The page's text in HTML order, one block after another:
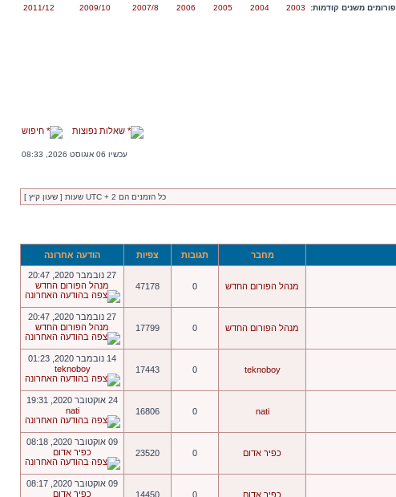
פורומים משנים קודמות: 2003
2004
2005
2006
2007/8
2009/10
2011/12
שאלות נפוצות חיפוש
עכשיו 06 אוגוסט 2026, 08:33
כל הזמנים הם UTC + 2 שעות [ שעון קיץ ]
מחבר תגובות צפיות הודעה אחרונה
מנהל הפורום החדש 0
47178
27 נובמבר 2020, 20:47
מנהל הפורום החדש
מנהל הפורום החדש 0
17799
27 נובמבר 2020, 20:47
מנהל הפורום החדש
teknoboy
0
17443
14 נובמבר 2020, 01:23
teknoboy
nati
0
16806
24 אוקטובר 2020, 19:31
nati
כפיר אדום 0
23520
09 אוקטובר 2020, 08:18
כפיר אדום
כפיר אדום 0
14450
09 אוקטובר 2020, 08:17
כפיר אדום